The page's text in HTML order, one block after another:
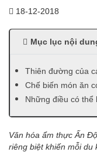
18-12-2018
Mục lục nội
Thiên đường của
Chế biến món ăn
Những điều có thể
Văn hóa ẩm thực Ấn
riêng biệt khiến mỗi du